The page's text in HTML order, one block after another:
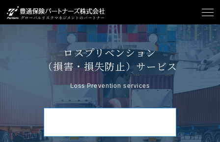
ロスプリベンション
（損害・損失防止）サービス
Loss Prevention services